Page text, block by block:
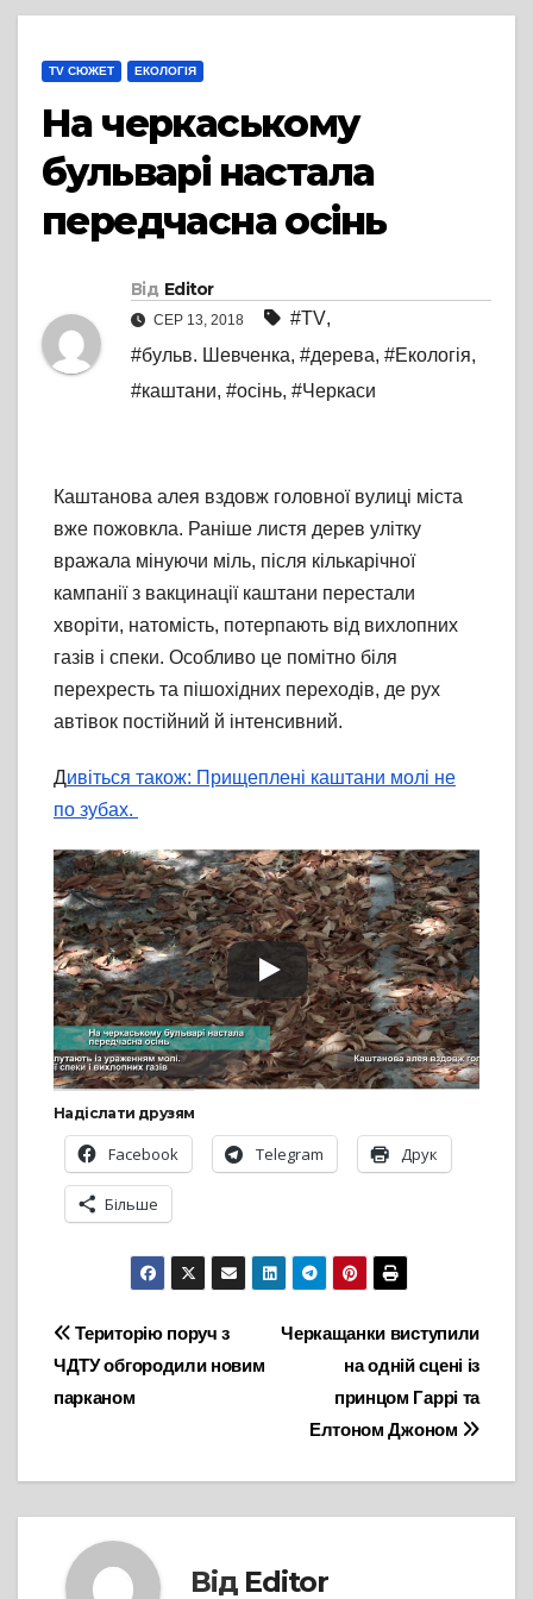
TV СЮЖЕТ ЕКОЛОГІЯ
На черкаському
бульварі настала
передчасна осінь
Від Editor
СЕР 13, 2018 #TV,
#бульв. Шевченка, #дерева, #Екологія,
#каштани, #осінь, #Черкаси
Каштанова алея вздовж головної вулиці міста
вже пожовкла. Раніше листя дерев улітку
вражала мінуючи міль, після кількарічної
кампанії з вакцинації каштани перестали
хворіти, натомість, потерпають від вихлопних
газів і спеки. Особливо це помітно біля
перехресть та пішохідних переходів, де рух
автівок постійний й інтенсивний.
Дивіться також: Прищеплені каштани молі не
по зубах.
Надіслати друзям
Facebook Telegram Друк
Більше
Навігація
записів
Черкащанки виступили
на одній сцені із
принцом Гаррі та
Елтоном Джоном
Територію поруч з
ЧДТУ обгородили новим
парканом
Від Editor